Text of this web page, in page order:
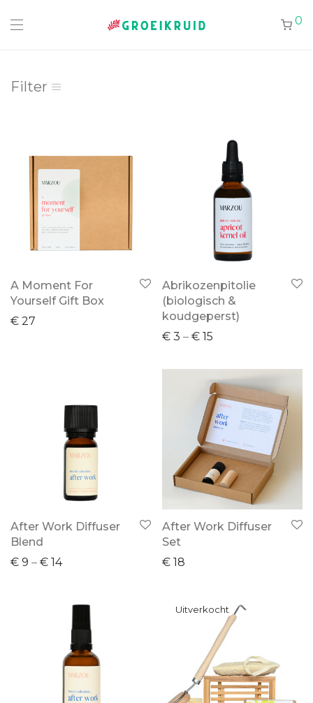
0
Filter
A Moment For
Yourself Gift Box
€ 27
Abrikozenpitolie
(biologisch &
koudgeperst)
€ 3 – € 15
After Work Diffuser
Blend
€ 9 – € 14
After Work Diffuser
Set
€ 18